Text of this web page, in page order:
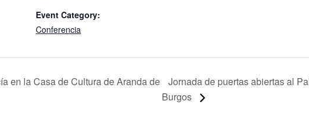
Event Category:
Conferencia
en la Casa de Cultura de Aranda de
Jornada de puertas abiertas al
Burgos